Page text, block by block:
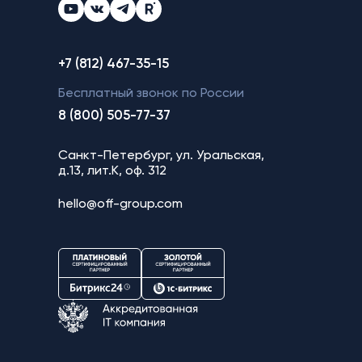
+7 (812) 467-35-15
Бесплатный звонок по России
8 (800) 505-77-37
Санкт-Петербург, ул. Уральская,
д.13, лит.К, оф. 312
hello@off-group.com